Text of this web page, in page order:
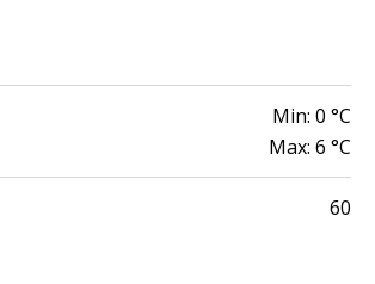
Min: 0 °C
Max: 6 °C
60